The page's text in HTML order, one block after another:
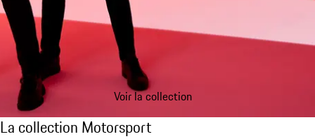
Voir la collection
La collection Motorsport
La collection Motorsport